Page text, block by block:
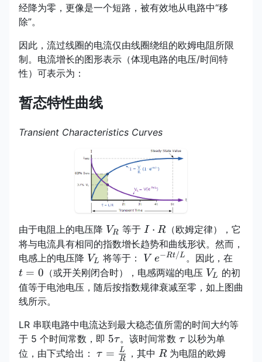
经降为零，更像是一个短路，被有效地从电路中“移
除”。
因此，流过线圈的电流仅由线圈绕组的欧姆电阻所限
制。电流增长的图形表示（体现电路的电压/时间特
性）可表示为：
暂态特性曲线
Transient Characteristics Curves
由于电阻上的电压降 V_R
VR 等于I\cdot
R
I ⋅ R（欧姆定律），它
将与电流具有相同的指数增长趋势和曲线形状。然而，
电感上的电压降 V_L
VL 将等于： V\,e^{-
Rt/L}
V e−Rt/L 。因此，在
t = 0 （或开关刚闭合时），电感两端的电压 V_L
VL
的初
值等于电池电压，随后按指数规律衰减至零，如上图曲
线所示。
LR 串联电路中电流达到最大稳态值所需的时间大约等
于 5 个时间常数，即 5\tau
5τ。该时间常数\tau
τ 以秒为单
位，由下式给出： \tau=\frac{L}
τ = R
L ，其中 R
R为电阻的欧姆